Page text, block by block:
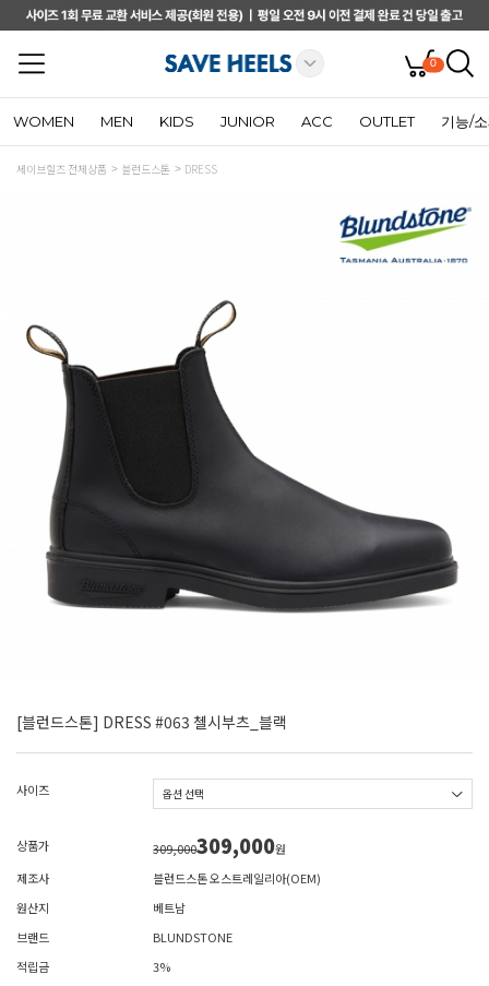
0
WOMEN MEN KIDS JUNIOR ACC OUTLET 기능/
세이브힐즈 전체상품 블런드스톤 DRESS
[블런드스톤] DRESS #063 첼시부츠_블랙
사이즈
상품가 309,000309,000원
제조사
블런드스톤 오스트레일리아(OEM)
원산지
베트남
브랜드
BLUNDSTONE
적립금
3%